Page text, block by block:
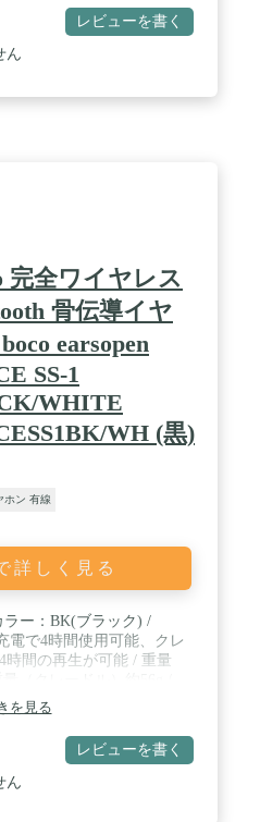
＋Bluetooth 5.2の採用】
イテンシのオーディオス
焦点の合った音、広い音
ズ通話機能】【マルチポ
約10時間音楽再生のロン
レビューを書く
ん
完全ワイヤレス
骨伝導イヤ
earsopen
SS-1
WHITE
WH (黒)
ホン 有線
詳しく見る
ー：BK(ブラック) /
電で4時間使用可能、クレ
時間の再⽣が可能 / 重量
を見る
レビューを書く
ん